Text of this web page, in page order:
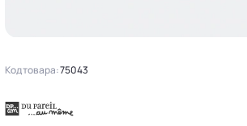
Код товара:75043